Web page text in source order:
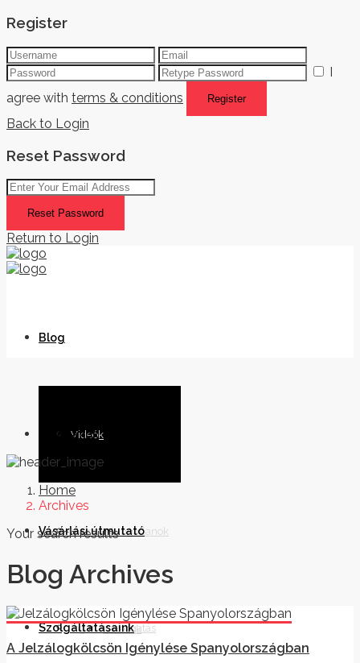
Register
I
agree with terms & conditions Register
Back to Login
Reset Password
Reset Password
Return to Login
Blog
Videók
Ingatlanok
Újépítésű ingatlanok
Lakások
Vásárlási útmutató
Ingatlan látogatás
Szolgáltatásaink
Home
Archives
Your search results
Blog Archives
A Jelzálogkölcsön Igénylése Spanyolországban